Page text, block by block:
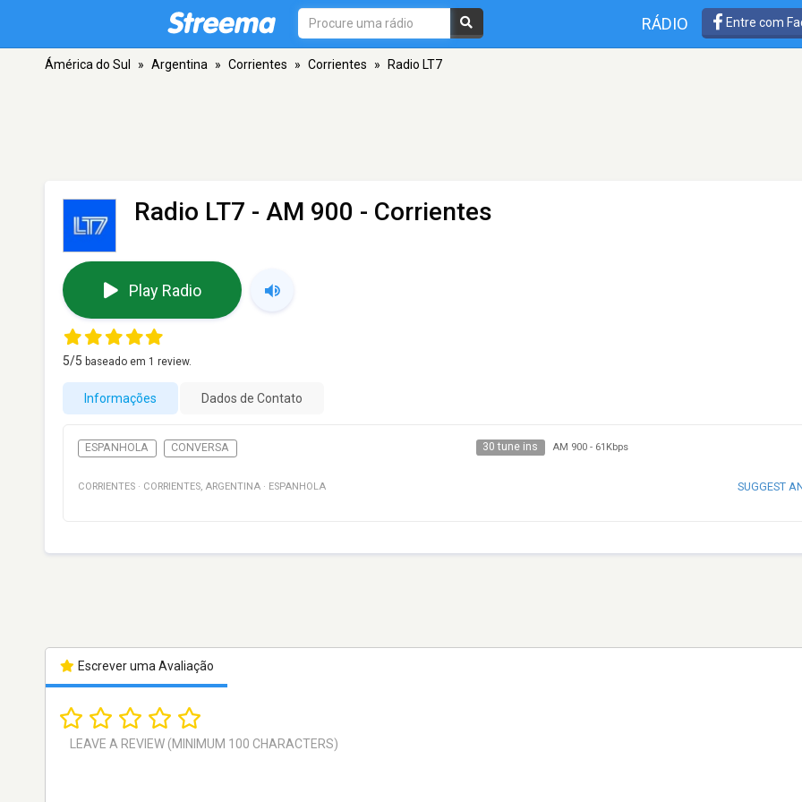
RÁDIO Entre com
Ámérica do Sul » Argentina » Corrientes » Corrientes » Radio LT7
Radio LT7 - AM 900 - Corrientes
Play Radio
5/5 baseado em 1 review.
Informações Dados de Contato
ESPANHOLA CONVERSA 30 tune ins AM 900- 61Kbps
CORRIENTES · CORRIENTES, ARGENTINA · ESPANHOLA SUGGEST
Escrever uma Avaliação